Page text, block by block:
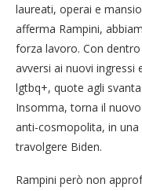
laureati, operai e
afferma Rampini,
forza lavoro. Con
avversi ai nuovi ingressi
lgtbq+, quote agli
Insomma, torna il
anti-cosmopolita, in
travolgere Biden.
Rampini però non